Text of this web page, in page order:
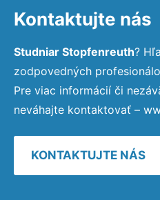
Kontaktujte nás
Studniar Stopfenreuth?
zodpovedných
Pre viac informácií či
neváhajte kontaktovať –
KONTAKTUJTE NÁS